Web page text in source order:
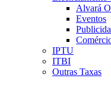
Alvará
Eventos
IPTU
ITBI
Outras Taxas